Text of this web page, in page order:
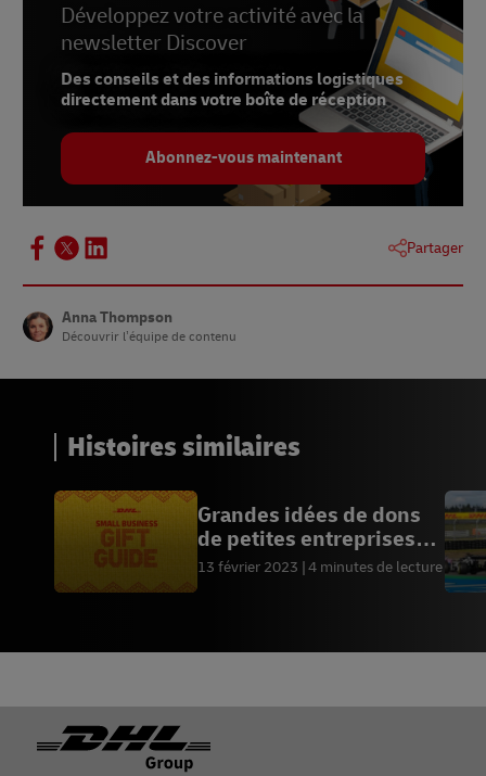
Développez votre activité avec la
newsletter Discover
Des conseils et des informations logistiques
directement dans votre boîte de réception
Abonnez-vous maintenant
Partager
Anna Thompson
Découvrir l’équipe de contenu
Histoires similaires
Grandes idées de dons
de petites entreprises
canadiennes
13 février 2023 4 minutes de lecture
Footer